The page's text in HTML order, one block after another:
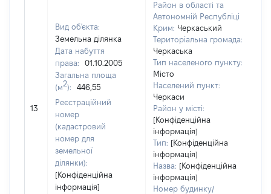
13
Вид об'єкта:
Земельна ділянка
Дата набуття
права:
01.10.2005
Загальна площа
(м2):
446,55
Реєстраційний
номер
(кадастровий
номер для
земельної
ділянки):
[Конфіденційна
інформація]
Район в області та
Автономній Республіці
Крим: Черкаський
Територіальна громада:
Черкаська
Тип населеного пункту:
Місто
Населений пункт:
Черкаси
Район у місті:
[Конфіденційна
інформація]
Тип: [Конфіденційна
інформація]
Назва: [Конфіденційна
інформація]
Номер будинку/